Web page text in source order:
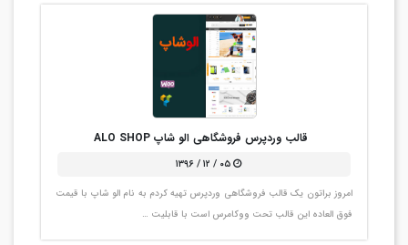
قالب وردپرس فروشگاهی الو شاپ ALO SHOP
۰۵ / ۱۲ / ۱۳۹۶
امروز براتون یک قالب فروشگاهی وردپرس تهیه کردم به نام الو شاپ با قیمت
فوق العاده این قالب تحت ووکامرس است با قابلیت …